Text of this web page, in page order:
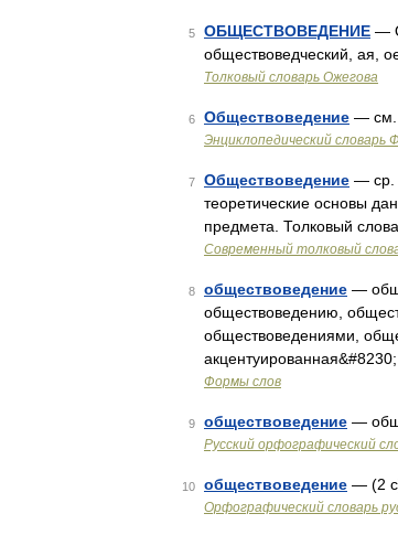
5 ОБЩЕСТВОВЕДЕНИЕ —
обществоведческий, ая,
Толковый словарь Ожегова
6 Обществоведение — см.
Энциклопедический
7 Обществоведение — ср.
теоретические основы
предмета. Толковый
Современный толковый
8 обществоведение —
обществоведению,
обществоведениями,
Формы слов
9 обществоведение —
Русский орфографический
10 обществоведение — (2
Орфографический словарь